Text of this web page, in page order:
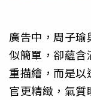
廣告中，周子
似簡單，卻蘊含
重描繪，而是以
官更精緻，氣